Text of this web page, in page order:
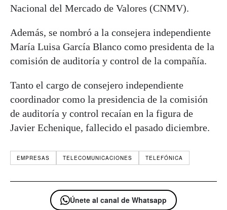
Nacional del Mercado de Valores (CNMV).
Además, se nombró a la consejera independiente
María Luisa García Blanco como presidenta de la
comisión de auditoría y control de la compañía.
Tanto el cargo de consejero independiente
coordinador como la presidencia de la comisión
de auditoría y control recaían en la figura de
Javier Echenique, fallecido el pasado diciembre.
EMPRESAS TELECOMUNICACIONES TELEFÓNICA
Únete al canal de Whatsapp